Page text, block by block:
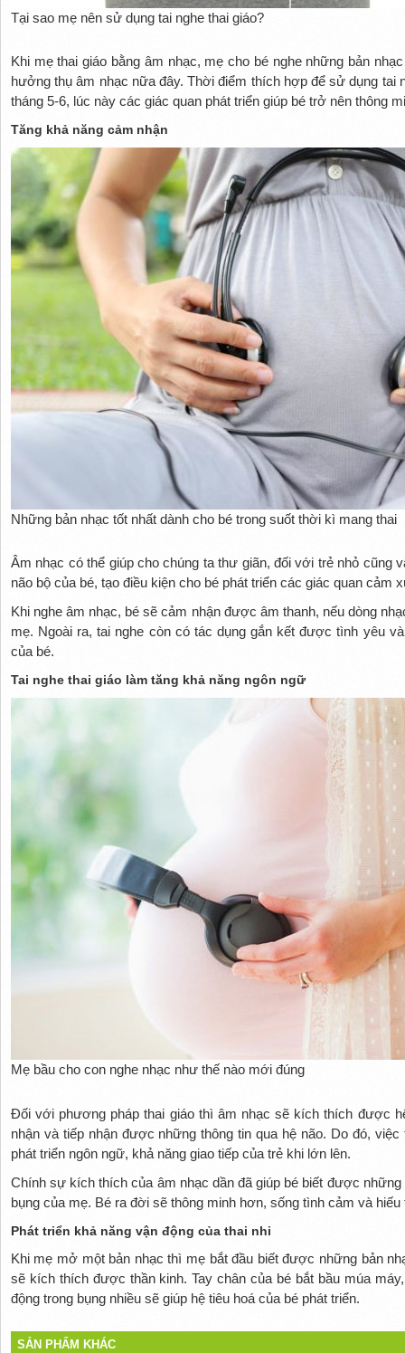
Tại sao mẹ nên sử dụng tai nghe thai giáo?
Khi mẹ thai giáo bằng âm nhạc, mẹ cho bé nghe những bản
hưởng thụ âm nhạc nữa đây. Thời điểm thích hợp để sử dụng tai
tháng 5-6, lúc này các giác quan phát triển giúp bé trở nên thông
Tăng khả năng cảm nhận
Những bản nhạc tốt nhất dành cho bé trong suốt thời kì mang thai
Âm nhạc có thể giúp cho chúng ta thư giãn, đối với trẻ nhỏ cũng
não bộ của bé, tạo điều kiện cho bé phát triển các giác quan cảm
Khi nghe âm nhạc, bé sẽ cảm nhận được âm thanh, nếu dòng
mẹ. Ngoài ra, tai nghe còn có tác dụng gắn kết được tình yêu
của bé.
Tai nghe thai giáo làm tăng khả năng ngôn ngữ
Mẹ bầu cho con nghe nhạc như thế nào mới đúng
Đối với phương pháp thai giáo thì âm nhạc sẽ kích thích được
nhận và tiếp nhận được những thông tin qua hệ não. Do đó,
phát triển ngôn ngữ, khả năng giao tiếp của trẻ khi lớn lên.
Chính sự kích thích của âm nhạc dần đã giúp bé biết được
bụng của mẹ. Bé ra đời sẽ thông minh hơn, sống tình cảm và hiếu
Phát triển khả năng vận động của thai nhi
Khi mẹ mở một bản nhạc thì mẹ bắt đầu biết được những bản
sẽ kích thích được thần kinh. Tay chân của bé bắt bầu múa
động trong bụng nhiều sẽ giúp hệ tiêu hoá của bé phát triển.
SẢN PHẨM KHÁC